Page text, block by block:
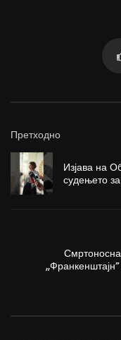
Претходно
Изјава на
судењето